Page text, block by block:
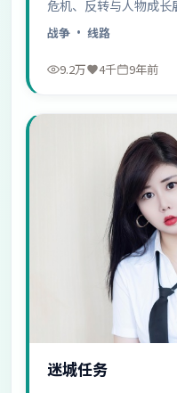
危机、反转与人物成
观看。
战争 · 线路
9.2万 4千 9年前
迷城任务